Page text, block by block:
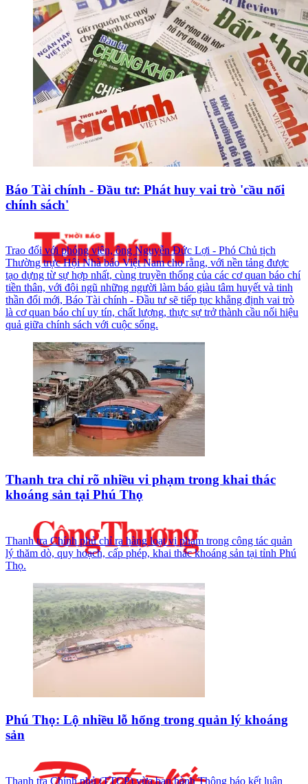
Báo Tài chính - Đầu tư: Phát huy vai trò 'cầu nối
chính sách'
Trao đổi với phóng viên, ông Nguyễn Đức Lợi - Phó Chủ tịch
Thường trực Hội Nhà báo Việt Nam cho rằng, với nền tảng được
tạo dựng từ sự hợp nhất, cùng truyền thống của các cơ quan báo chí
tiền thân, với đội ngũ những người làm báo giàu tâm huyết và tinh
thần đổi mới, Báo Tài chính - Đầu tư sẽ tiếp tục khẳng định vai trò
là cơ quan báo chí uy tín, chất lượng, thực sự trở thành cầu nối hiệu
quả giữa chính sách với cuộc sống.
Thanh tra chỉ rõ nhiều vi phạm trong khai thác
khoáng sản tại Phú Thọ
Thanh tra Chính phủ chỉ ra hàng loạt vi phạm trong công tác quản
lý thăm dò, quy hoạch, cấp phép, khai thác khoáng sản tại tỉnh Phú
Thọ.
Phú Thọ: Lộ nhiều lỗ hổng trong quản lý khoáng
sản
Thanh tra Chính phủ (TTCP) vừa ban hành Thông báo kết luận